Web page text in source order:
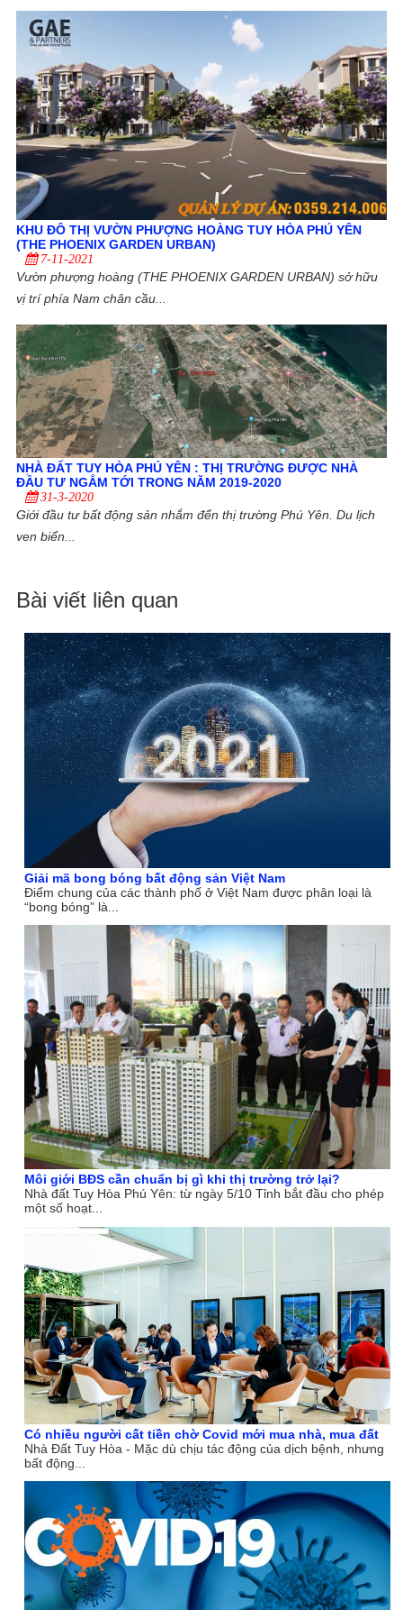
KHU ĐÔ THỊ VƯỜN PHƯỢNG HOÀNG TUY HÒA PHÚ YÊN
(THE PHOENIX GARDEN URBAN)
7-11-2021
Vườn phượng hoàng (THE PHOENIX GARDEN URBAN) sở hữu
vị trí phía Nam chân cầu...
NHÀ ĐẤT TUY HÒA PHÚ YÊN : THỊ TRƯỜNG ĐƯỢC NHÀ
ĐẦU TƯ NGẮM TỚI TRONG NĂM 2019-2020
31-3-2020
Giới đầu tư bất động sản nhắm đến thị trường Phú Yên. Du lịch
ven biển...
Bài viết liên quan
Giải mã bong bóng bất động sản Việt Nam
Điểm chung của các thành phố ở Việt Nam được phân loại là
“bong bóng” là...
Môi giới BĐS cần chuẩn bị gì khi thị trường trở lại?
Nhà đất Tuy Hòa Phú Yên: từ ngày 5/10 Tỉnh bắt đầu cho phép
một số hoạt...
Có nhiều người cất tiền chờ Covid mới mua nhà, mua đất
Nhà Đất Tuy Hòa - Mặc dù chịu tác động của dịch bệnh, nhưng
bất động...